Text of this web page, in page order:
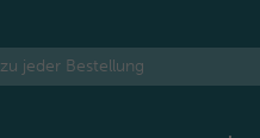
zu jeder Bestellung